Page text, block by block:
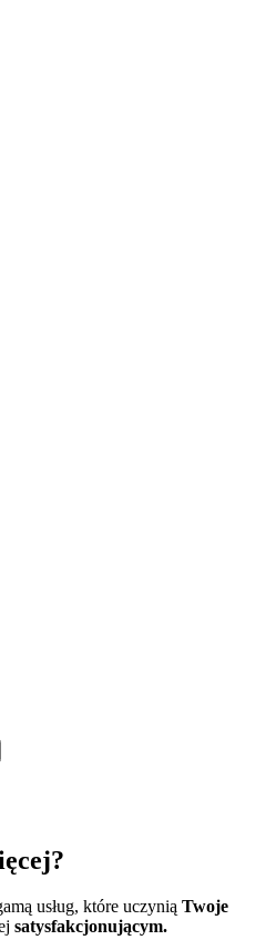
usług, które uczynią Twoje
satysfakcjonującym.